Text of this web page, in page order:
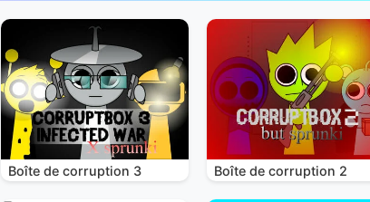
Boîte de corruption 3 Boîte de corruption 2